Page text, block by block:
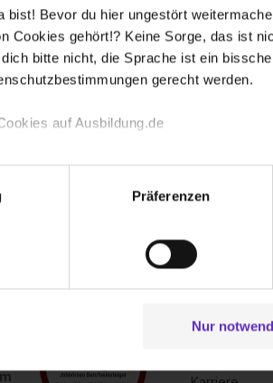
bist! Bevor du hier ungestört
Cookies gehört!? Keine Sorge, das ist
dich bitte nicht, die Sprache ist ein
gerecht werden.
auf Ausbildung.de
zur technischen Funktion unserer
Einstellungen zu speichern (
Informationen zu deiner Verwendung
Informationen möglicherweise mit
sowie bei der separaten Aktivierung von
Präferenzen
Nur
Über uns